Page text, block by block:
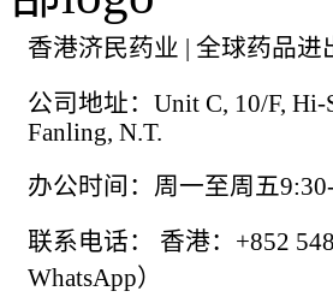
香港济民药业 | 全球药品
公司地址：Unit C, 10/F, Hi-
Fanling, N.T.
办公时间：周一至周五
联系电话： 香港：+852
WhatsApp）